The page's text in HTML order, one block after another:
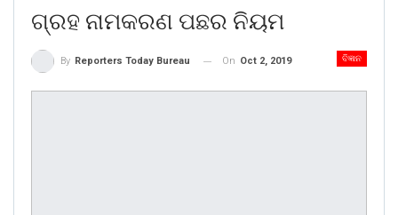
ଗ୍ରହ ନାମକରଣ ପଛର ନିୟମ
ବିଜ୍ଞାନ
By Reporters Today Bureau On Oct 2, 2019